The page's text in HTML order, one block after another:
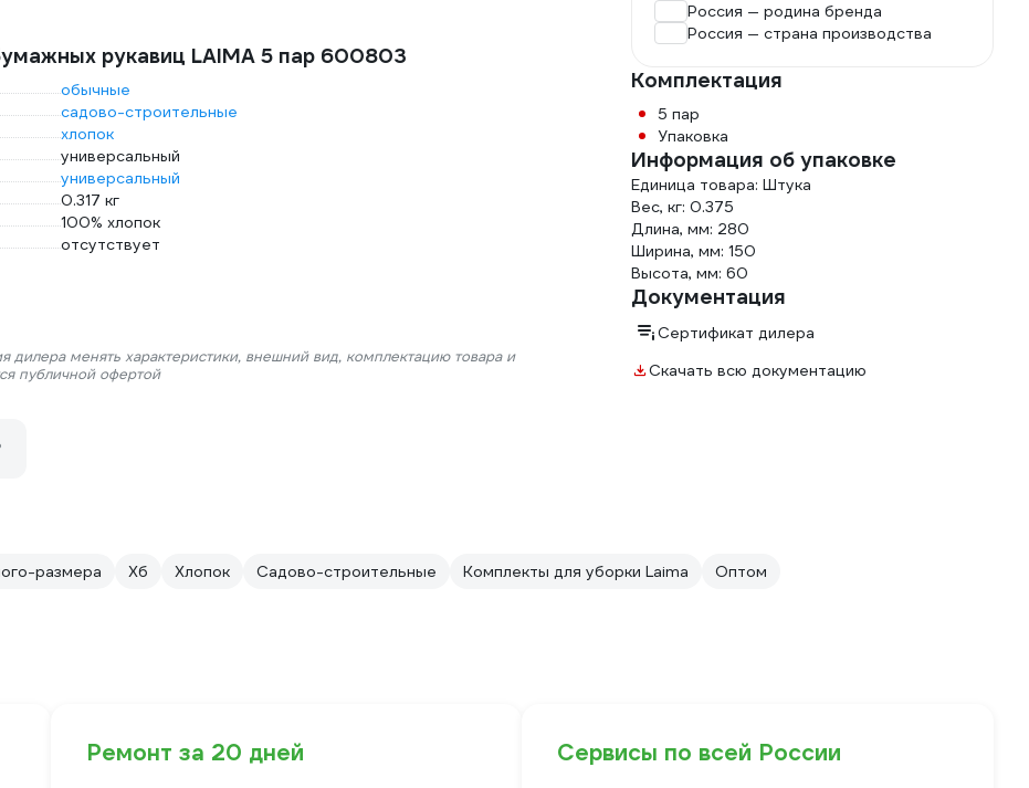
рукавиц LAIMA 5 пар 600803
обычные
садово-строительные
хлопок
универсальный
универсальный
0.317 кг
100% хлопок
отсутствует
дилера менять характеристики, внешний вид, комплектацию товара и
публичной офертой
Россия — родина бренда
Россия — страна производства
Комплектация
5 пар
Упаковка
Информация об упаковке
Единица товара: Штука
Вес, кг: 0.375
Длина, мм: 280
Ширина, мм: 150
Высота, мм: 60
Документация
Сертификат дилера
Скачать всю документацию
размера Хб Хлопок Садово-строительные Комплекты для уборки Laima Оптом
Ремонт за 20 дней Сервисы по всей России